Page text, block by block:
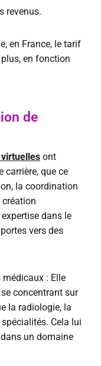
revenus.
en France, le tarif
en fonction
de
ont
carrière, que ce
la coordination
création
expertise dans le
vers des
: Elle
concentrant sur
la radiologie, la
Cela lui
un domaine